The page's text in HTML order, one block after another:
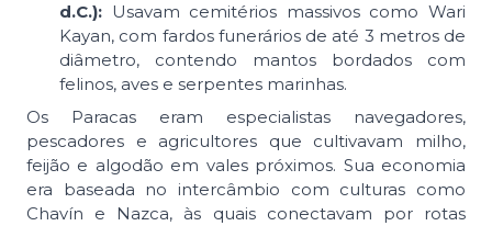
d.C.): Usavam cemitérios massivos como Wari
Kayan, com fardos funerários de até 3 metros de
diâmetro, contendo mantos bordados com
felinos, aves e serpentes marinhas.
Os Paracas eram especialistas navegadores,
pescadores e agricultores que cultivavam milho,
feijão e algodão em vales próximos. Sua economia
era baseada no intercâmbio com culturas como
Chavín e Nazca, às quais conectavam por rotas